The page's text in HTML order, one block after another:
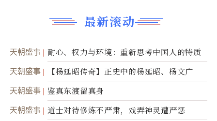
最新滚动
天朝盛事 耐心、权力与环境：重新思考中国人的特质
天朝盛事 【杨延昭传奇】正史中的杨延昭、杨文广
天朝盛事 鉴真东渡留真身
天朝盛事 道士对待修炼不严肃，戏弄神灵遭严惩